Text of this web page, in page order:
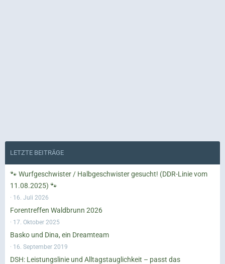
LETZTE BEITRÄGE
🐾 Wurfgeschwister / Halbgeschwister gesucht! (DDR-Linie vom
11.08.2025) 🐾
16. Juli 2026
Forentreffen Waldbrunn 2026
17. Oktober 2025
Basko und Dina, ein Dreamteam
16. September 2019
DSH: Leistungslinie und Alltagstauglichkeit – passt das